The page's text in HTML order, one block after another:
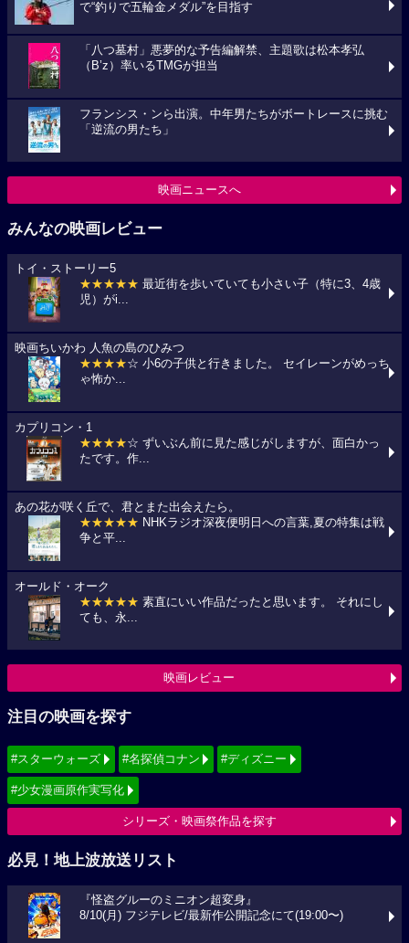
で“釣りで五輪金メダル”を目指す
「八つ墓村」悪夢的な予告編解禁、主題歌は松本孝弘
（B’z）率いるTMGが担当
フランシス・ンら出演。中年男たちがボートレースに挑む
「逆流の男たち」
映画ニュースへ
みんなの映画レビュー
トイ・ストーリー5
★★★★★ 最近街を歩いていても小さい子（特に3、4歳
児）がi...
映画ちいかわ 人魚の島のひみつ
★★★★☆ 小6の子供と行きました。 セイレーンがめっち
ゃ怖か...
カプリコン・1
★★★★☆ ずいぶん前に見た感じがしますが、面白かっ
たです。作...
あの花が咲く丘で、君とまた出会えたら。
★★★★★ NHKラジオ深夜便明日への言葉,夏の特集は戦
争と平...
オールド・オーク
★★★★★ 素直にいい作品だったと思います。 それにし
ても、永...
映画レビュー
注目の映画を探す
#スターウォーズ #名探偵コナン #ディズニー
#少女漫画原作実写化
シリーズ・映画祭作品を探す
必見！地上波放送リスト
『怪盗グルーのミニオン超変身』
8/10(月) フジテレビ/最新作公開記念にて(19:00〜)